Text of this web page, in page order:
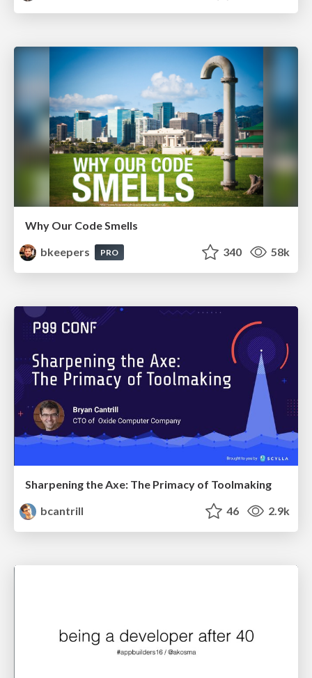
Why Our Code Smells
bkeepers
PRO 340 58k
Sharpening the Axe: The Primacy of Toolmaking
bcantrill
46 2.9k